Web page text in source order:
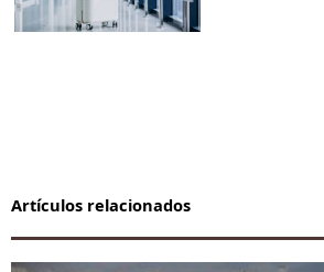
Artículos relacionados